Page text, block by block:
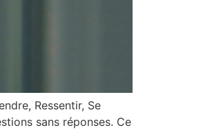
Ressentir, Se
sans réponses. Ce